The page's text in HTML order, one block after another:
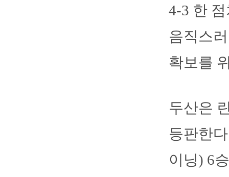
4-3 한
음직스
확보를
두산은
등판한
이닝) 6